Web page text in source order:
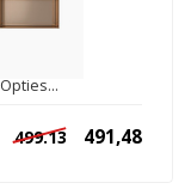
Opties...
499.13 491,48